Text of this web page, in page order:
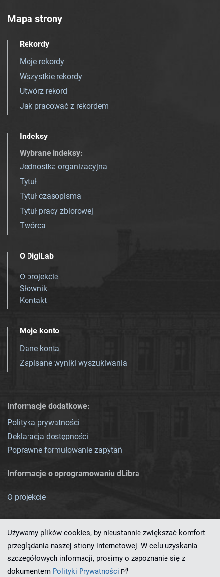
Mapa strony
Rekordy
Moje rekordy
Wszystkie rekordy
Utwórz rekord
Jak pracować z rekordem
Indeksy
Wybrane indeksy:
Jednostka organizacyjna
Tytuł
Tytuł czasopisma
Tytuł pracy zbiorowej
Twórca
O DigiLab
O projekcie
Słownik
Kontakt
Moje konto
Dane konta
Zapisane wyniki wyszukiwania
Informacje dodatkowe:
Polityka prywatności
Deklaracja dostępności
Poprawne formułowanie zapytań
Informacje o oprogramowaniu dLibra
O projekcie
Ten serwis działa dzięki oprogramowaniu
Używamy plików cookies, by nieustannie zwiększać komfort
przeglądania naszej strony internetowej. W celu uzyskania
szczegółowych informacji, prosimy o zapoznanie się z
dokumentem Polityki Prywatności